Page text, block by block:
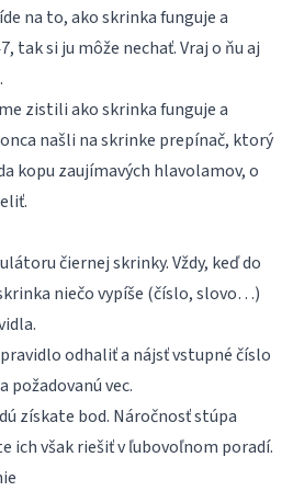
na to, ako skrinka funguje a
tak si ju môže nechať. Vraj o ňu aj
zistili ako skrinka funguje a
našli na skrinke prepínač, ktorý
kopu zaujímavých hlavolamov, o
čiernej skrinky. Vždy, keď do
niečo vypíše (číslo, slovo…)
odhaliť a nájsť vstupné číslo
požadovanú vec.
získate bod. Náročnosť stúpa
ich však riešiť v ľubovoľnom poradí.